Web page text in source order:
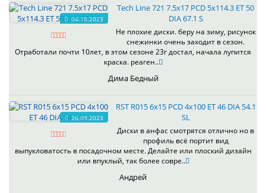
04.10.2023
Tech Line 721 7.5x17 PCD 5x114.3 ET 50
DIA 67.1 S
Не плохие диски. беру на зиму, рисунок
снежинки очень заходит в сезон.
Отработали почти 10лет, в этом сезоне 23г достал, начала лупится
краска. реаген..
Дима Бедный
26.09.2023
RST R015 6x15 PCD 4x100 ET 46 DIA 54.1
SL
Диски в анфас смотрятся отлично но в
профиль всё портит вид
выпукловатость в посадочном месте. Делайте или плоский дизайн
или впуклый, так более совре..
Андрей